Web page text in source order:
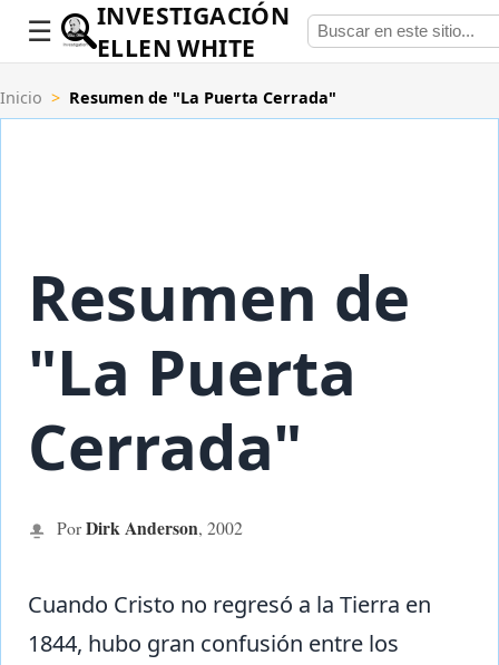
INVESTIGACIÓN
ELLEN WHITE
Inicio > Resumen de "La Puerta Cerrada"
Resumen de
"La Puerta
Cerrada"
PorDirk Anderson, 2002
Cuando Cristo no regresó a la Tierra en
1844, hubo gran confusión entre los